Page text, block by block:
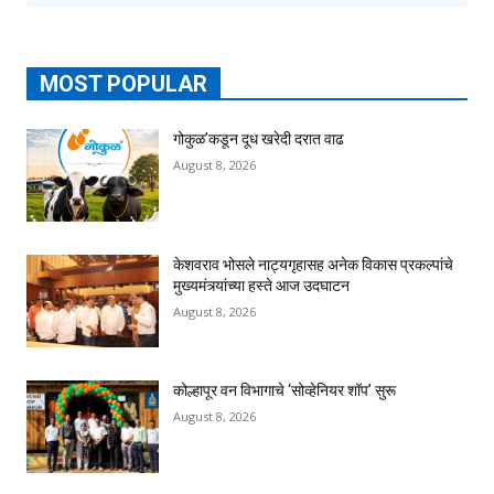
MOST POPULAR
गोकुळ’कडून दूध खरेदी दरात वाढ
August 8, 2026
केशवराव भोसले नाट्यगृहासह अनेक विकास प्रकल्पांचे
मुख्यमंत्र्यांच्या हस्ते आज उदघाटन
August 8, 2026
कोल्हापूर वन विभागाचे ‘सोव्हेनियर शॉप’ सुरू
August 8, 2026